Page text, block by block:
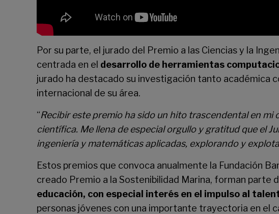
Por su parte, el jurado del Premio a las Ciencias y la
centrada en el desarrollo de herramientas
jurado ha destacado su investigación tanto académica
internacional de su área.
“Recibir este premio ha sido un hito trascendental en
científica. Me llena de especial orgullo y gratitud que el
ingeniería y matemáticas aplicadas, explorando y
Estos premios que convoca anualmente la Fundación
creado Premio a la Sostenibilidad Marina, forman parte
educación, con especial interés en el impulso al
personas jóvenes con una importante trayectoria en el